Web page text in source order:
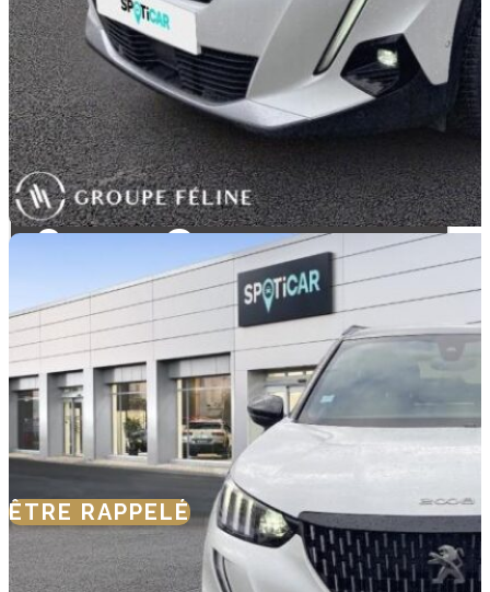
CONCESSION
Saint-Dizier
18 370 €
Spoticar-
Premium
12 Mois
ÊTRE RAPPELÉNOUS CONTACTER
SIMULER VOTRE
FINANCEMENT
SIMULER UNE